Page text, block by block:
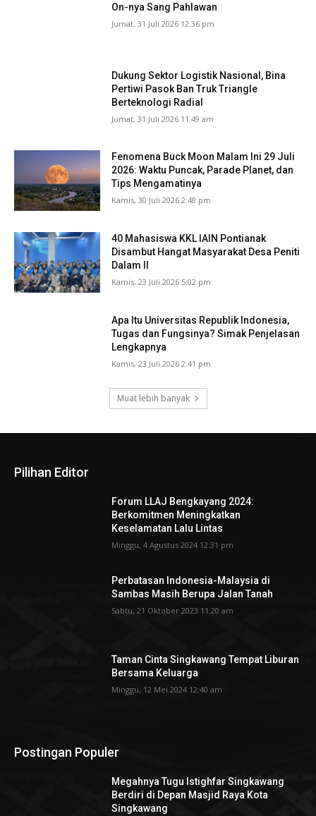
On-nya Sang Pahlawan
Jumat, 31 Juli 2026 12:36 pm
Dukung Sektor Logistik Nasional, Bina
Pertiwi Pasok Ban Truk Triangle
Berteknologi Radial
Jumat, 31 Juli 2026 11:49 am
Fenomena Buck Moon Malam Ini 29 Juli
2026: Waktu Puncak, Parade Planet, dan
Tips Mengamatinya
Kamis, 30 Juli 2026 2:48 pm
40 Mahasiswa KKL IAIN Pontianak
Disambut Hangat Masyarakat Desa Peniti
Dalam II
Kamis, 23 Juli 2026 5:02 pm
Apa Itu Universitas Republik Indonesia,
Tugas dan Fungsinya? Simak Penjelasan
Lengkapnya
Kamis, 23 Juli 2026 2:41 pm
Muat lebih banyak
Pilihan Editor
Forum LLAJ Bengkayang 2024:
Berkomitmen Meningkatkan
Keselamatan Lalu Lintas
Minggu, 4 Agustus 2024 12:31 pm
Perbatasan Indonesia-Malaysia di
Sambas Masih Berupa Jalan Tanah
Sabtu, 21 Oktober 2023 11:20 am
Taman Cinta Singkawang Tempat Liburan
Bersama Keluarga
Minggu, 12 Mei 2024 12:40 am
Postingan Populer
Megahnya Tugu Istighfar Singkawang
Berdiri di Depan Masjid Raya Kota
Singkawang